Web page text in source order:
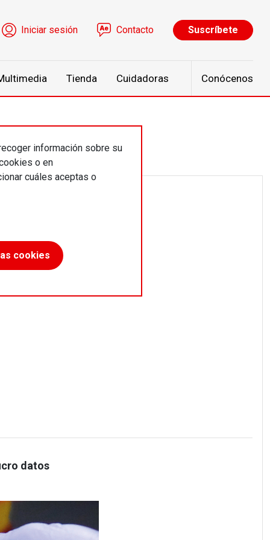
de cuenta de usuario
Iniciar sesión Contacto Suscríbete
Tienda Cuidadoras Conócenos
información sobre su
o en
cuáles aceptas o
cookies
datos